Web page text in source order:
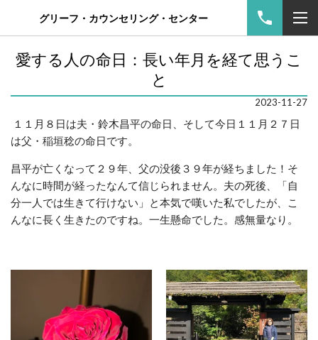
グリーフ・カウンセリング・センター
愛する人の命日：長い年月を経て思うこ
と
2023-11-27
１１月８日は夫・鈴木昌平の命日、そして今日１１月２７日
は父・稲垣稔の命日です。
昌平が亡くなって２９年、父の没後３９年が経ちました！そ
んなに時間が経ったなんて信じられません。夫の死後、「自
分一人では生きて行けない」と本気で嘆いた私でしたが、こ
んなに長く生きたのですね。一生懸命でした。感無量なり。